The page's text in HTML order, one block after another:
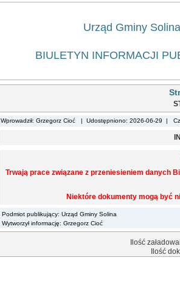
Urząd Gminy Solina
BIULETYN INFORMACJI
Wprowadził: Grzegorz Cioć | Udostępniono: 2026-06-29 |
Trwają prace związane z przeniesieniem danych
Niektóre dokumenty mogą być
Podmiot publikujący: Urząd Gminy Solina
Wytworzył informację: Grzegorz Cioć
Ilość
Ilość